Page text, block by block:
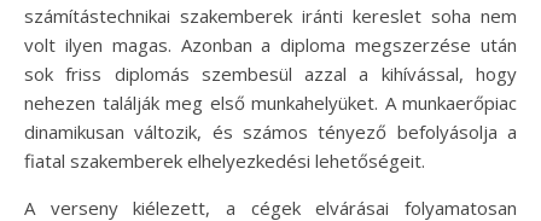
számítástechnikai szakemberek iránti kereslet soha nem
volt ilyen magas. Azonban a diploma megszerzése után
sok friss diplomás szembesül azzal a kihívással, hogy
nehezen találják meg első munkahelyüket. A munkaerőpiac
dinamikusan változik, és számos tényező befolyásolja a
fiatal szakemberek elhelyezkedési lehetőségeit.
A verseny kiélezett, a cégek elvárásai folyamatosan